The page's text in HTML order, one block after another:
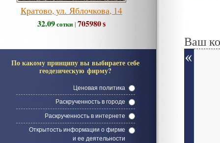
Кратово, ул. Яблочкова, 14
32.09сотки | 705980$
По какому принципу вы выбираете себе
геодезическую фирму?
Ценовая политика
Раскрученность в городе
Раскрученность в интернете
Открытость информации о фирме
и ее деятельности
Ваш